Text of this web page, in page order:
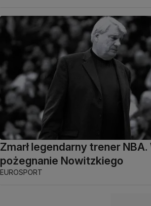
Zmarł legendarny trener
pożegnanie Nowitzkiego
EUROSPORT